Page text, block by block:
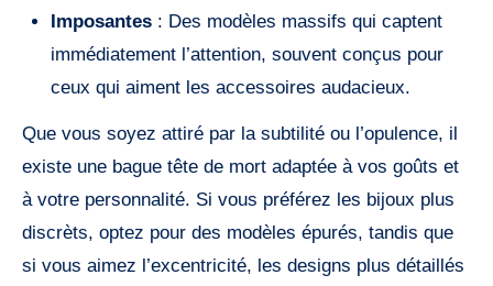
Imposantes: Des modèles massifs qui captent
immédiatement l’attention, souvent conçus pour
ceux qui aiment les accessoires audacieux.
Que vous soyez attiré par la subtilité ou l’opulence, il
existe une bague tête de mort adaptée à vos goûts et
à votre personnalité. Si vous préférez les bijoux plus
discrèts, optez pour des modèles épurés, tandis que
si vous aimez l’excentricité, les designs plus détaillés